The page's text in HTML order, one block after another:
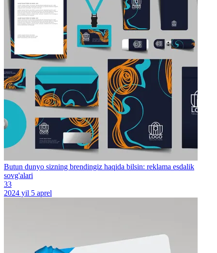
Butun dunyo sizning brendingiz haqida bilsin: reklama esdalik
sovg'alari
33
2024 yil 5 aprel